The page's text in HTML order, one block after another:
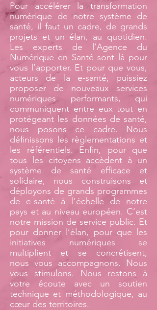
Pour accélérer la transformation
numérique de notre système de
santé, il faut un cadre, de grands
projets et un élan, au quotidien.
Les experts de l’Agence du
Numérique en Santé sont là pour
vous l’apporter. Et pour que vous,
acteurs de la e-santé, puissiez
proposer de nouveaux services
numériques performants, qui
communiquent entre eux tout en
protégeant les données de santé,
nous posons ce cadre. Nous
définissons les règlementations et
les référentiels. Enfin, pour que
tous les citoyens accèdent à un
système de santé efficace et
solidaire, nous construisons et
déployons de grands programmes
de e-santé à l’échelle de notre
pays et au niveau européen. C’est
notre mission de service public. Et
pour donner l’élan, pour que les
initiatives numériques se
multiplient et se concrétisent,
nous vous accompagnons. Nous
vous stimulons. Nous restons à
votre écoute avec un soutien
technique et méthodologique, au
cœur des territoires.